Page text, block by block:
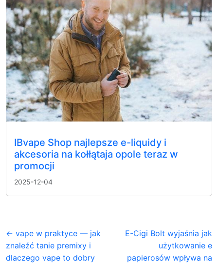
IBvape Shop najlepsze e-liquidy i
akcesoria na kołłątaja opole teraz w
promocji
2025-12-04
← vape w praktyce — jak
znaleźć tanie premixy i
dlaczego vape to dobry
E-Cigi Bolt wyjaśnia jak
użytkowanie e
papierosów wpływa na